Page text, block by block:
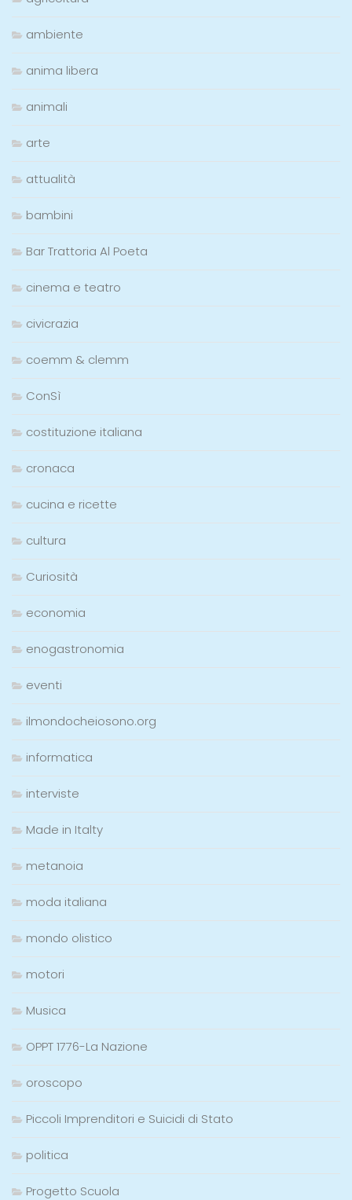
ambiente
anima libera
animali
arte
attualità
bambini
Bar Trattoria Al Poeta
cinema e teatro
civicrazia
coemm & clemm
ConSì
costituzione italiana
cronaca
cucina e ricette
cultura
Curiosità
economia
enogastronomia
eventi
ilmondocheiosono.org
informatica
interviste
Made in Italty
metanoia
moda italiana
mondo olistico
motori
Musica
OPPT 1776-La Nazione
oroscopo
Piccoli Imprenditori e Suicidi di Stato
politica
Progetto Scuola